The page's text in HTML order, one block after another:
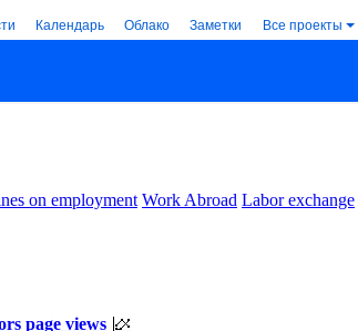
Календарь Облако Заметки Все проекты
on employment Work Abroad Labor exchange
page views